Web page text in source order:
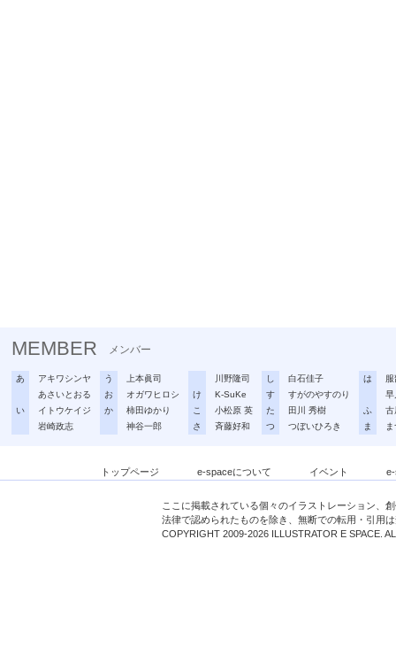
MEMBER メンバー
あ
アキワシンヤ
あさいとおる
い
イトウケイジ
岩崎政志
う
上本眞司
お
オガワヒロシ
か
柿田ゆかり
神谷一郎
川野隆司
け
K-SuKe
こ
小松原 英
さ
斉藤好和
し
白石佳子
す
すがのやすのり
た
田川 秀樹
つ
つぼいひろき
は
早
ふ
古
ま
トップページ e-spaceについて イベント
ここに掲載されている個々のイラストレーション、
法律で認められたものを除き、無断での転用・引用
COPYRIGHT 2009-2026 ILLUSTRATOR E SPACE.